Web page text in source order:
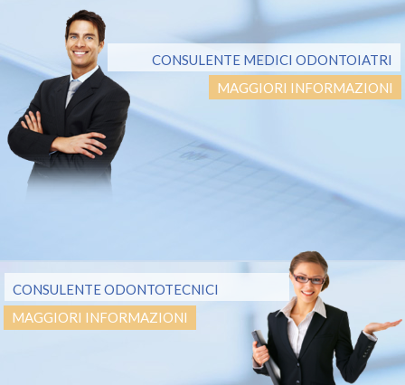
CONSULENTE MEDICI ODONTOIATRI
MAGGIORI INFORMAZIONI
CONSULENTE ODONTOTECNICI
MAGGIORI INFORMAZIONI